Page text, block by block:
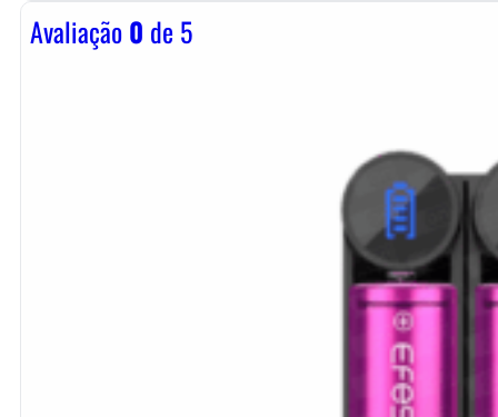
Avaliação0 de 5